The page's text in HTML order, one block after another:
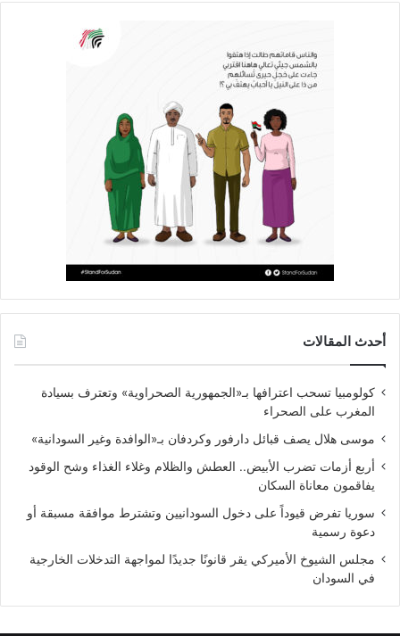
أحدث المقالات
كولومبيا تسحب اعترافها بـ«الجمهورية الصحراوية» وتعترف بسيادة
المغرب على الصحراء
موسى هلال يصف قبائل دارفور وكردفان بـ«الوافدة وغير السودانية»
أربع أزمات تضرب الأبيض.. العطش والظلام وغلاء الغذاء وشح الوقود
يفاقمون معاناة السكان
سوريا تفرض قيوداً على دخول السودانيين وتشترط موافقة مسبقة أو
دعوة رسمية
مجلس الشيوخ الأميركي يقر قانونًا جديدًا لمواجهة التدخلات الخارجية
في السودان